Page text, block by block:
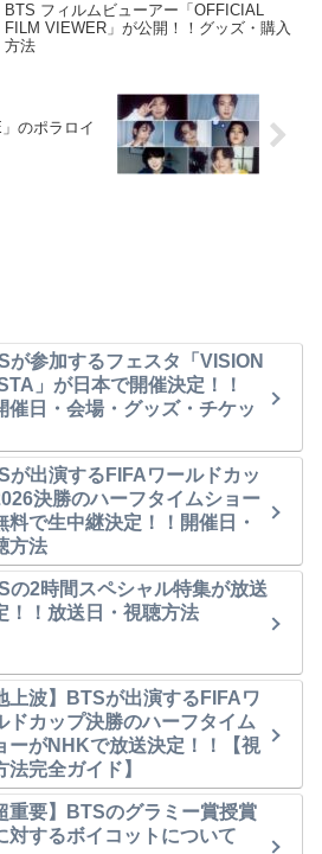
BTS フィルムビューアー「OFFICIAL
FILM VIEWER」が公開！！グッズ・購入
方法
のポラロイ
が参加するフェスタ「VISION
」が日本で開催決定！！
催日・会場・グッズ・チケッ
が出演するFIFAワールドカッ
決勝のハーフタイムショー
料で生中継決定！！開催日・
方法
の2時間スペシャル特集が放送
！！放送日・視聴方法
上波】BTSが出演するFIFAワ
ドカップ決勝のハーフタイム
ーがNHKで放送決定！！【視
法完全ガイド】
重要】BTSのグラミー賞授賞
対するボイコットについて